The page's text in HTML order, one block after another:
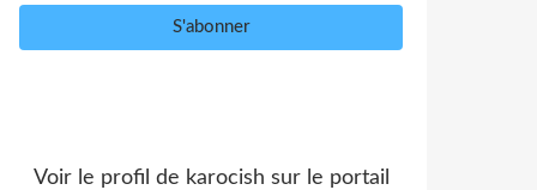
Voir le profil de karocish sur le portail